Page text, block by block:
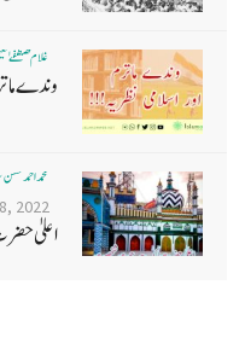
غلام مصطفےٰ
وندے
محمد احمد
2022
اعلیٰ